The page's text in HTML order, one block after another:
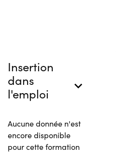
Insertion
dans
l'emploi
Aucune donnée n'est
encore disponible
pour cette formation